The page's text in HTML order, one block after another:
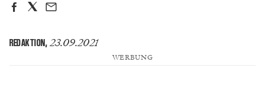
REDAKTION, 23.09.2021
WERBUNG